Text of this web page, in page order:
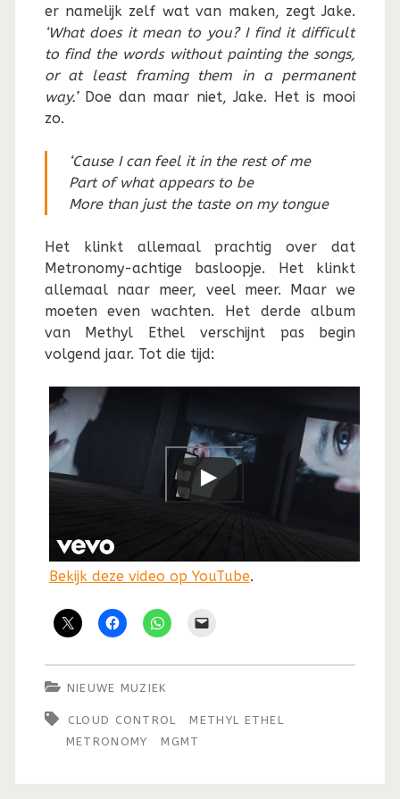
er namelijk zelf wat van maken, zegt Jake.
‘What does it mean to you? I find it difficult
to find the words without painting the songs,
or at least framing them in a permanent
way.’Doe dan maar niet, Jake. Het is mooi
zo.
‘Cause I can feel it in the rest of me
Part of what appears to be
More than just the taste on my tongue
Het klinkt allemaal prachtig over dat
Metronomy-achtige basloopje. Het klinkt
allemaal naar meer, veel meer. Maar we
moeten even wachten. Het derde album
van Methyl Ethel verschijnt pas begin
volgend jaar. Tot die tijd:
Bekijk deze video op YouTube.
NIEUWE MUZIEK
CLOUD CONTROL
METHYL ETHEL
METRONOMY
MGMT